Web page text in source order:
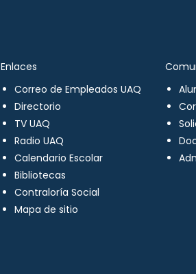
Enlaces
Correo de Empleados UAQ
Directorio
TV UAQ
Radio UAQ
Calendario Escolar
Bibliotecas
Contraloría Social
Mapa de sitio